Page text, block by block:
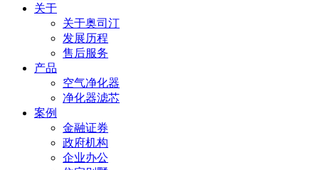
关于
关于奥司汀
发展历程
售后服务
产品
空气净化器
净化器滤芯
案例
金融证券
政府机构
企业办公